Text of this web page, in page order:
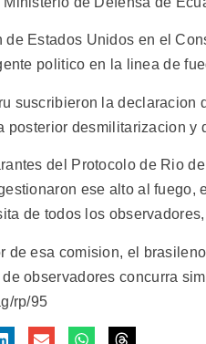
de Estados Unidos en el
politico en la linea de
suscribieron la declaracion
posterior desmilitarizacion y
del Protocolo de Rio
ese alto al fuego,
de todos los
de esa comision, el
observadores concurra
rp/95